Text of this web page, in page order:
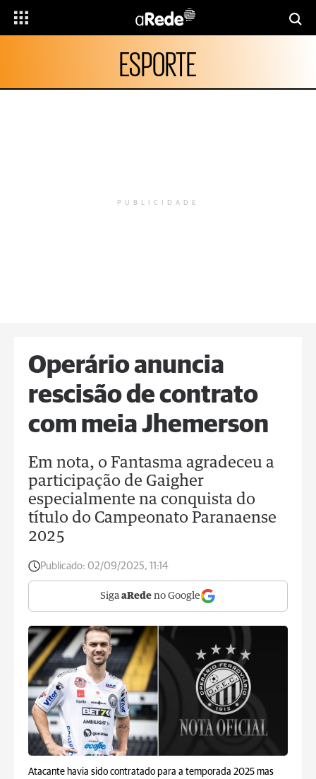
ESPORTE
PUBLICIDADE
Operário anuncia
rescisão de contrato
com meia Jhemerson
Em nota, o Fantasma agradeceu a
participação de Gaigher
especialmente na conquista do
título do Campeonato Paranaense
2025
Publicado: 02/09/2025, 11:14
Siga aRede no Google
Atacante havia sido contratado para a temporada 2025 mas